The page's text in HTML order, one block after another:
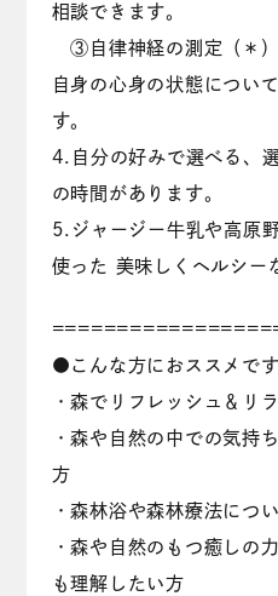
相談できます。
③自律神経の測定（＊）
自身の心身の状態につい
す。
4.自分の好みで選べる、
の時間があります。
5.ジャージー牛乳や高原
使った 美味しくヘルシー
●こんな方におススメです
・森でリフレッシュ＆リ
・森や自然の中での気持
方
・森林浴や森林療法につ
・森や自然のもつ癒しの
も理解したい方